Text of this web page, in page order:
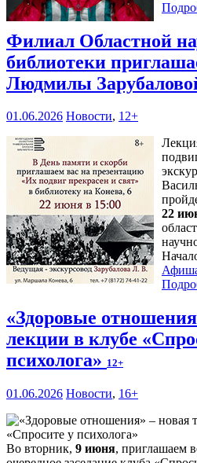
Филиал Областной
библиотеки
Людмилы
01.06.2026 Новости, 12+
22
«Здоровые
лекции в клубе
психолога» 12+
01.06.2026 Новости, 16+
Во вторник, 9 июня, приглашаем